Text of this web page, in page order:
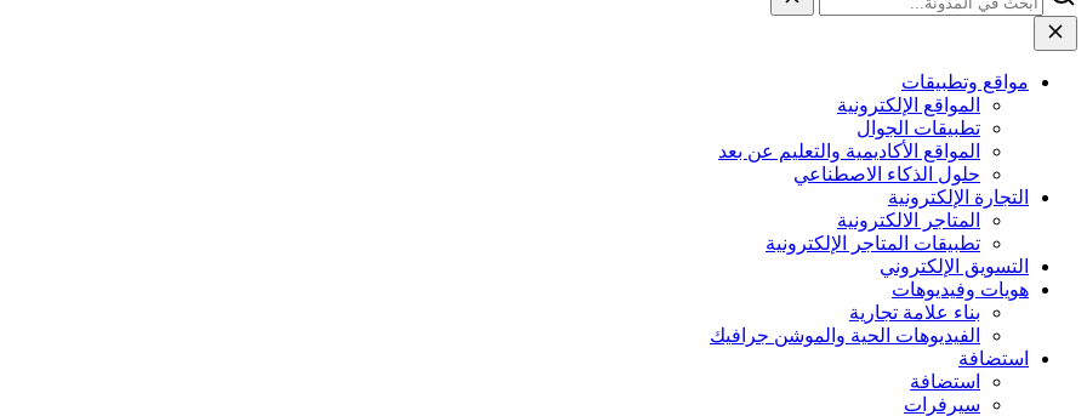
مواقع وتطبيقات
المواقع الإلكترونية
تطبيقات الجوال
المواقع الأكاديمية والتعليم عن بعد
حلول الذكاء الاصطناعي
التجارة الإلكترونية
المتاجر الالكترونية
تطبيقات المتاجر الإلكترونية
التسويق الإلكتروني
هويات وفيديوهات
بناء علامة تجارية
الفيديوهات الحية والموشن جرافيك
استضافة
استضافة
سيرفرات